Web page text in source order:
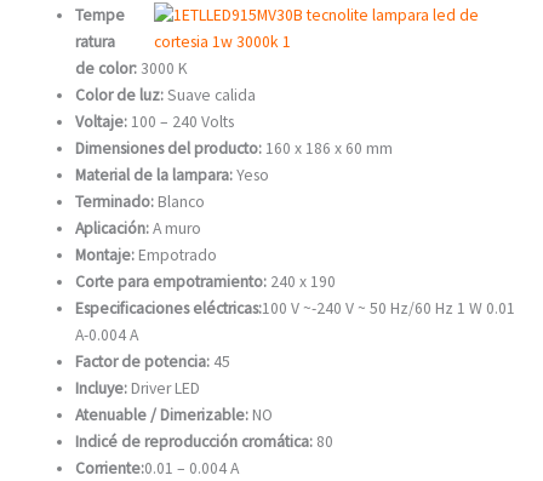
Tempe
ratura
de color:3000 K
Color de luz:Suave calida
Voltaje: 100 – 240 Volts
Dimensiones del producto: 160 x 186 x 60 mm
Material de la lampara:Yeso
Terminado: Blanco
Aplicación:A muro
Montaje: Empotrado
Corte para empotramiento: 240 x 190
Especificaciones eléctricas:100 V ~-240 V ~ 50 Hz/60 Hz 1 W 0.01
A-0.004 A
Factor de potencia: 45
Incluye: Driver LED
Atenuable / Dimerizable: NO
Indicé de reproducción cromática: 80
Corriente:0.01 – 0.004 A